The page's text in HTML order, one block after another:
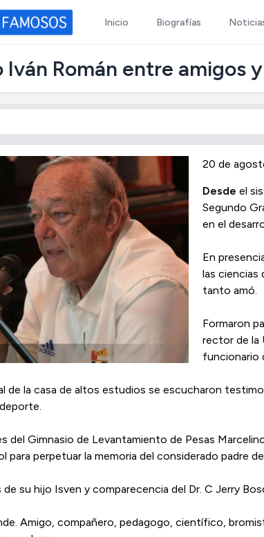
Inicio Biografías
Iván Román entre amigos
20 de
Desde el
Segundo
en el
En
las ciencias
tanto amó.
Formaron
rector de la
funcionario
de la casa de altos estudios se escucharon
del Gimnasio de Levantamiento de Pesas
para perpetuar la memoria del considerado padre
de su hijo Isven y comparecencia del Dr. C Jerry
Amigo, compañero, pedagogo, científico,